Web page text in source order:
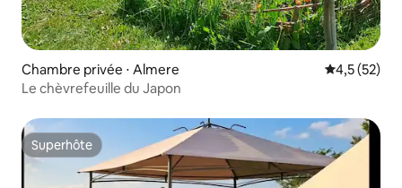
Chambre privée ⋅ Almere Évaluation
4,5 (52)
Le chèvrefeuille du Japon
Superhôte
Superhôte